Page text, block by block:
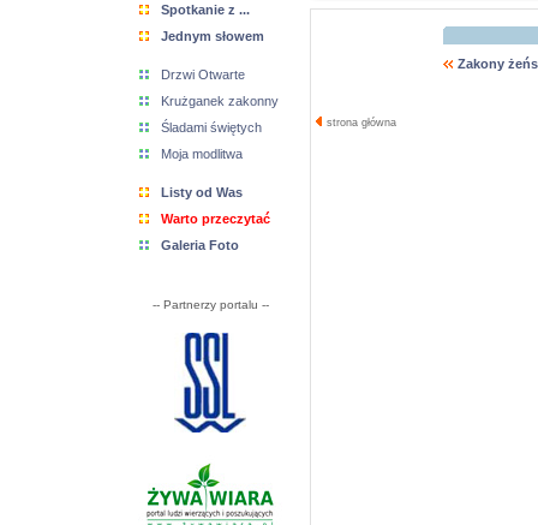
Spotkanie z ...
Jednym słowem
Drzwi Otwarte
Krużganek zakonny
Śladami świętych
Moja modlitwa
Listy od Was
Warto przeczytać
Galeria Foto
-- Partnerzy portalu --
Zakony
strona główna